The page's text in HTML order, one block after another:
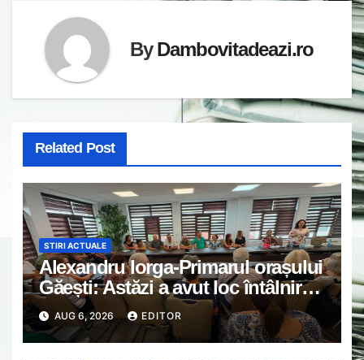
ByDambovitadeazi.ro
Related Post
STIRI ACTUALE
Alexandru Iorga-Primarul orașului
Găești: Astăzi a avut loc întâlnirea
de lucru cu reprezentanții
asociațiilor de proprietari din
Găești.
AUG 6, 2026 EDITOR